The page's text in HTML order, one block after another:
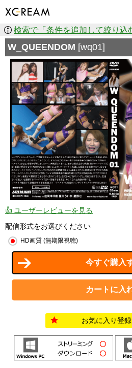
W_QUEENDOM [wq01]
👍 ユーザーレビューを見る
配信形式をお選びください
HD画質 (無期限視聴)
お気に入り登録